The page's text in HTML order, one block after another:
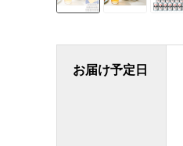
お届け予定日